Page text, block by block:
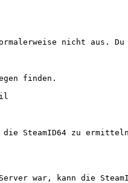
nicht aus.
finden.
die SteamID64 zu
war, kann die